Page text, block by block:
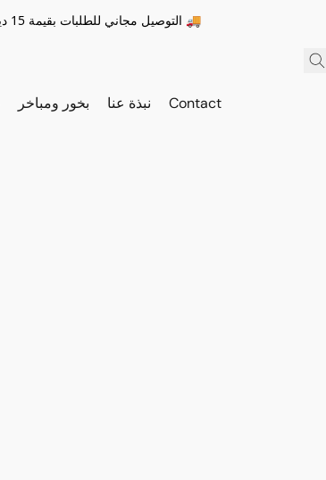
التوصيل مجاني للطلبات بقيمة 15 دينار فما فوق 🚚
بخور ومباخر نبذة عنا Contact